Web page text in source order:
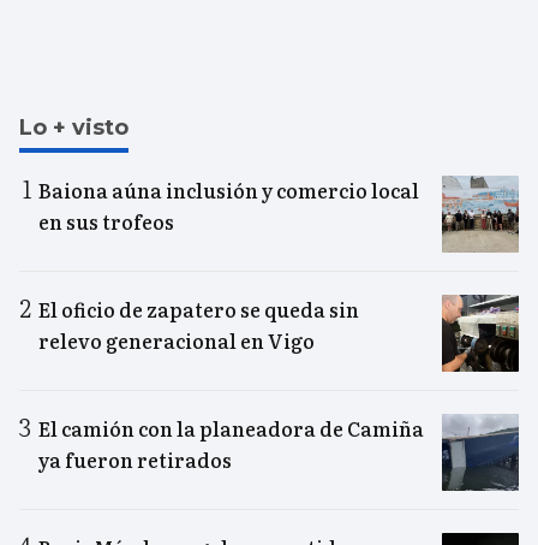
Lo + visto
Baiona aúna inclusión y comercio local
en sus trofeos
El oficio de zapatero se queda sin
relevo generacional en Vigo
El camión con la planeadora de Camiña
ya fueron retirados